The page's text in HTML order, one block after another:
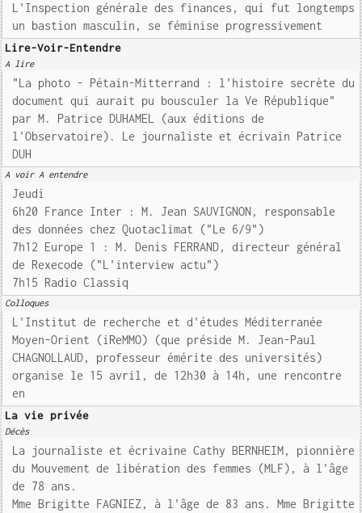
L'Inspection générale des finances, qui fut longtemps
un bastion masculin, se féminise progressivement
Lire-Voir-Entendre
A lire
"La photo - Pétain-Mitterrand : l'histoire secrète du
document qui aurait pu bousculer la Ve République"
par M. Patrice DUHAMEL (aux éditions de
l'Observatoire). Le journaliste et écrivain Patrice
DUH
A voir A entendre
Jeudi
6h20 France Inter : M. Jean SAUVIGNON, responsable
des données chez Quotaclimat ("Le 6/9")
7h12 Europe 1 : M. Denis FERRAND, directeur général
de Rexecode ("L'interview actu")
7h15 Radio Classiq
Colloques
L'Institut de recherche et d'études Méditerranée
Moyen-Orient (iReMMO) (que préside M. Jean-Paul
CHAGNOLLAUD, professeur émérite des universités)
organise le 15 avril, de 12h30 à 14h, une rencontre
en
La vie privée
Décès
La journaliste et écrivaine Cathy BERNHEIM, pionnière
du Mouvement de libération des femmes (MLF), à l'âge
de 78 ans.
Mme Brigitte FAGNIEZ, à l'âge de 83 ans. Mme Brigitte